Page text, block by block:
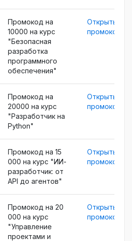
Промокод на
10000 на курс
"Безопасная
разработка
программного
обеспечения"
Открыть
промокод
Промокод на
20000 на курс
"Разработчик на
Python"
Открыть
промокод
Промокод на 15
000 на курс "ИИ-
разработчик: от
API до агентов"
Открыть
промокод
Промокод на 20
000 на курс
"Управление
проектами и
Открыть
промокод